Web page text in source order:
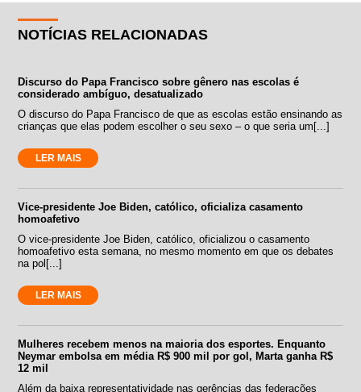
NOTÍCIAS RELACIONADAS
Discurso do Papa Francisco sobre gênero nas escolas é
considerado ambíguo, desatualizado
O discurso do Papa Francisco de que as escolas estão ensinando as
crianças que elas podem escolher o seu sexo – o que seria um[...]
LER MAIS
Vice-presidente Joe Biden, católico, oficializa casamento
homoafetivo
O vice-presidente Joe Biden, católico, oficializou o casamento
homoafetivo esta semana, no mesmo momento em que os debates
na pol[...]
LER MAIS
Mulheres recebem menos na maioria dos esportes. Enquanto
Neymar embolsa em média R$ 900 mil por gol, Marta ganha R$
12 mil
Além da baixa representatividade nas gerências das federações